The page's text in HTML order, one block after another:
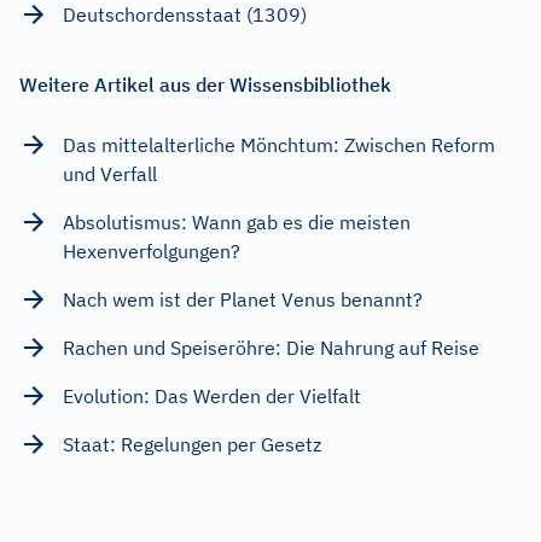
Deutschordensstaat (1309)
Weitere Artikel aus der Wissensbibliothek
Das mittelalterliche Mönchtum: Zwischen Reform
und Verfall
Absolutismus: Wann gab es die meisten
Hexenverfolgungen?
Nach wem ist der Planet Venus benannt?
Rachen und Speiseröhre: Die Nahrung auf Reise
Evolution: Das Werden der Vielfalt
Staat: Regelungen per Gesetz